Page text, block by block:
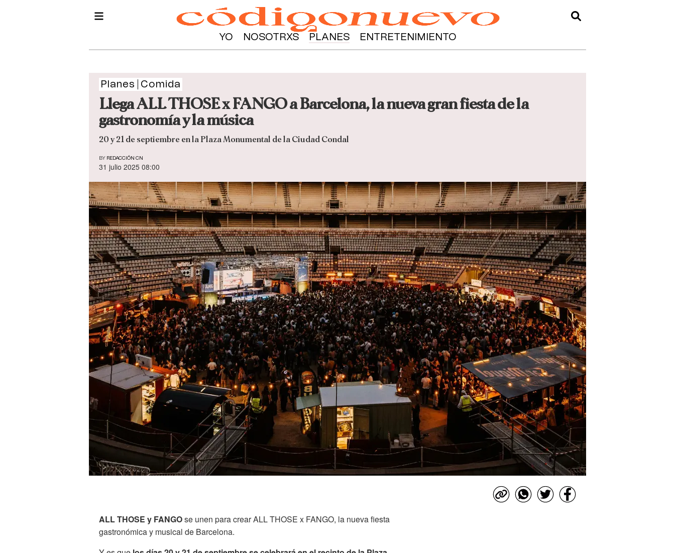
YO NOSOTRXS PLANES ENTRETENIMIENTO
Planes Comida
Llega ALL THOSE x FANGO a Barcelona, la nueva gran fiesta de la
gastronomía y la música
20 y 21 de septiembre en la Plaza Monumental de la Ciudad Condal
BY REDACCIÓN CN
31 julio 2025 08:00
ALL THOSE y FANGOse unen para crear ALL THOSE x FANGO, la nueva fiesta
gastronómica y musical de Barcelona.